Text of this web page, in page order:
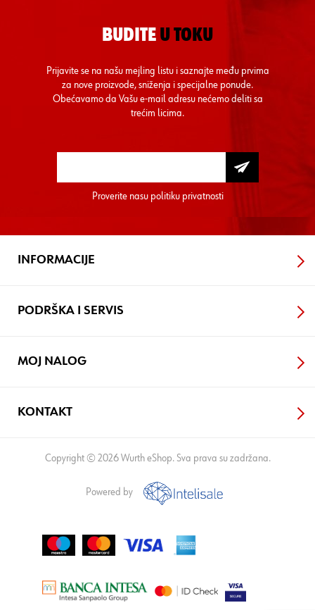
BUDITE U TOKU
Prijavite se na našu mejling listu i saznajte među prvima
za nove proizvode, sniženja i specijalne ponude.
Obećavamo da Vašu e-mail adresu nećemo deliti sa
trećim licima.
Proverite nasu politiku privatnosti
INFORMACIJE
PODRŠKA I SERVIS
MOJ NALOG
KONTAKT
Copyright © 2026 Wurth eShop. Sva prava su zadržana.
Powered by